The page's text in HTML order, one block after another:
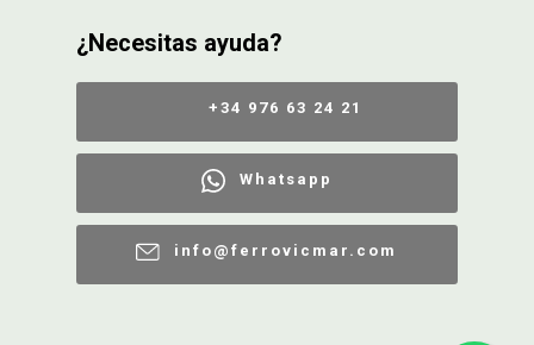
¿Necesitas ayuda?
+34 976 63 24 21
Whatsapp
info@ferrovicmar.com